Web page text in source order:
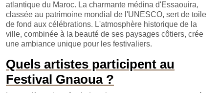
atlantique du Maroc. La charmante médina d'Essaouira,
classée au patrimoine mondial de l'UNESCO, sert de toile
de fond aux célébrations. L'atmosphère historique de la
ville, combinée à la beauté de ses paysages côtiers, crée
une ambiance unique pour les festivaliers.
Quels artistes participent au
Festival Gnaoua ?